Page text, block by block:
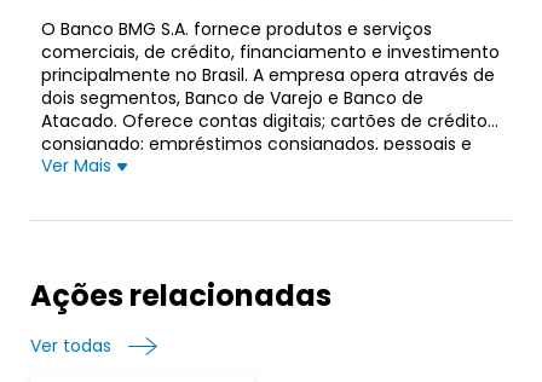
O Banco BMG S.A. fornece produtos e serviços
comerciais, de crédito, financiamento e investimento
principalmente no Brasil. A empresa opera através de
dois segmentos, Banco de Varejo e Banco de
Atacado. Oferece contas digitais; cartões de crédito
consignado; empréstimos consignados, pessoais e
garantidos; e produtos de seguros, abrangendo
instrumentos derivativos e títulos de garantia. Além
disso, oferece serviços de consultoria em construção;
depósitos bancários, letras de crédito do agronegócio
Ver Mais
Ações relacionadas
Ver todas